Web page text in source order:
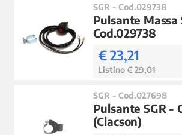
SGR - Cod.029738
Pulsante Massa
Cod.029738
€ 23,21
Listino€ 29,01
SGR - Cod.027698
Pulsante SGR -
(Clacson)